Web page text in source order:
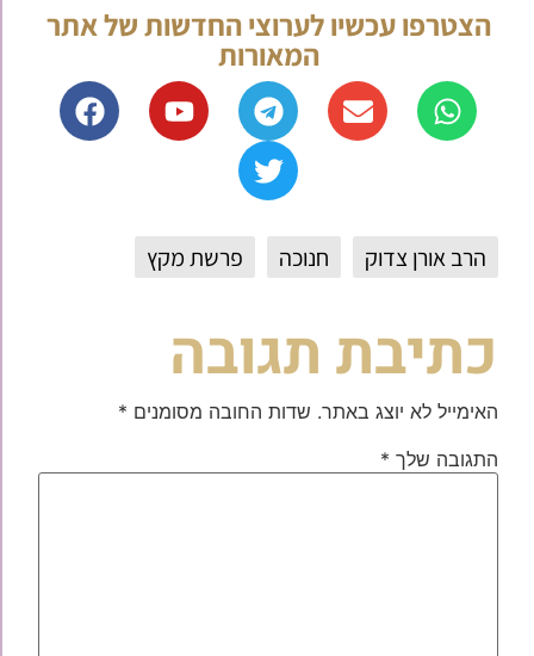
הצטרפו עכשיו לערוצי החדשות של אתר
המאורות
הרב אורן צדוק חנוכה פרשת מקץ
כתיבת תגובה
האימייל לא יוצג באתר. שדות החובה מסומנים *
התגובה שלך *